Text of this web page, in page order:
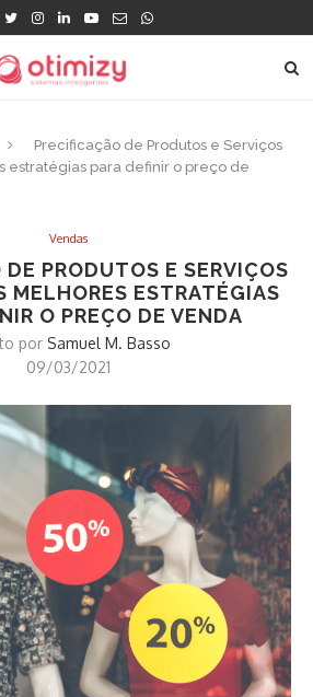
Precificação de Produtos e Serviços
estratégias para definir o preço de
Vendas
PRODUTOS E SERVIÇOS
MELHORES ESTRATÉGIAS
O PREÇO DE VENDA
por Samuel M. Basso
09/03/2021